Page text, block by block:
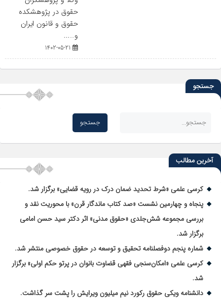
حقوق در پژوهشکده
حقوق و قانون ایران
و…...
جستجو
آخرین مطالب
کرسی علمی «شرط تحدید ضمان درک در رویه قضایی» برگزار شد.
پنجاه و چهارمین نشست «صد کتاب ماندگار قرن» با محوریت نقد و
بررسی مجموعه شش‌جلدی «حقوق مدنی» اثر دکتر سید حسن امامی
برگزار شد.
شماره پنجم دوفصلنامه تحقیق و توسعه در حقوق خصوصی منتشر شد.
کرسی علمی «امکان‌سنجی فقهی قضاوت بانوان در پرتو حکم اولی» برگزار
شد.
دانشنامه ویکی حقوق رکورد نیم میلیون ویرایش را پشت سر گذاشت.